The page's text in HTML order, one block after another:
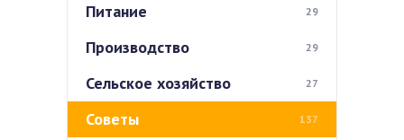
Питание 29
Производство 29
Сельское хозяйство 27
Советы 137